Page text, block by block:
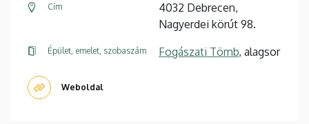
Cím
4032 Debrecen,
Nagyerdei körút 98.
Épület, emelet, szobaszám Fogászati Tömb, alagsor
Weboldal